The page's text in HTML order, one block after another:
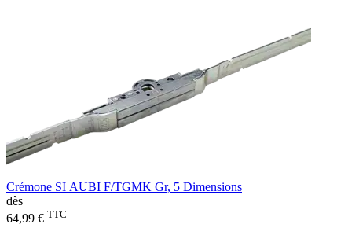
Crémone SI AUBI F/TGMK Gr, 5 Dimensions
dès
64,99 € TTC